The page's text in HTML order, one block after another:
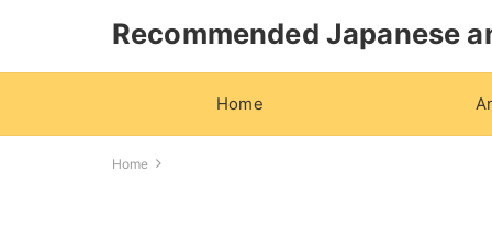
Recommended Japanese
Home
Home